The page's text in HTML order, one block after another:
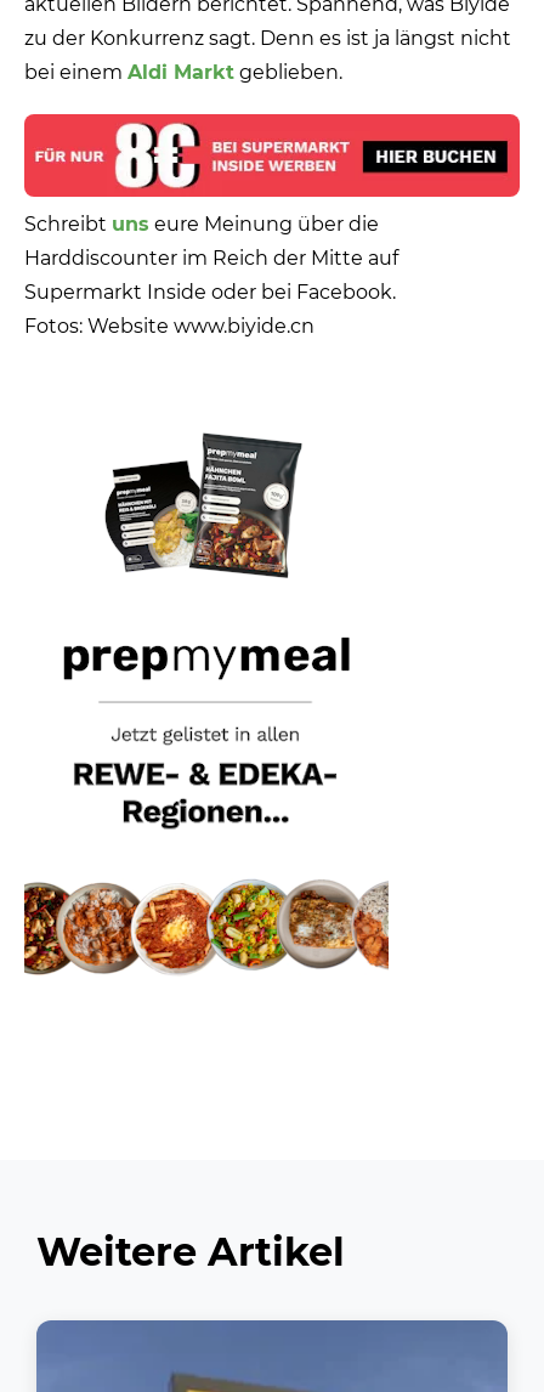
aktuellen Bildern berichtet. Spannend, was Biyide
zu der Konkurrenz sagt. Denn es ist ja längst nicht
bei einem Aldi Markt geblieben.
Schreibt uns eure Meinung über die
Harddiscounter im Reich der Mitte auf
Supermarkt Inside oder bei Facebook.
Fotos: Website www.biyide.cn
Weitere Artikel